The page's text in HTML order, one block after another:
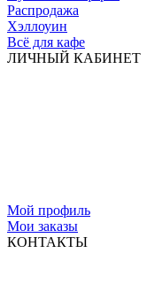
Распродажа
Хэллоуин
Всё для кафе
ЛИЧНЫЙ КАБИНЕТ
Мой профиль
Мои заказы
КОНТАКТЫ